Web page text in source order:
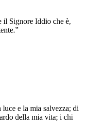
il Signore Iddio che è,
”
e la mia salvezza; di
della mia vita; i chi